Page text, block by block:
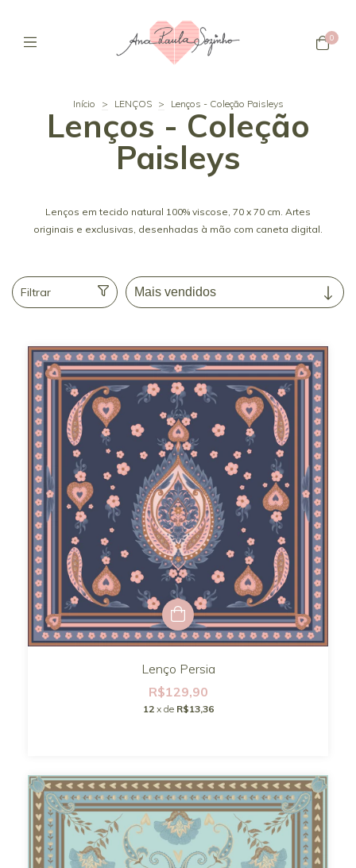
0
Início > LENÇOS > Lenços - Coleção Paisleys
Lenços - Coleção
Paisleys
Lenços em tecido natural 100% viscose, 70 x 70 cm. Artes
originais e exclusivas, desenhadas à mão com caneta digital.
Filtrar
Lenço Persia
R$129,90
12 x de R$13,36